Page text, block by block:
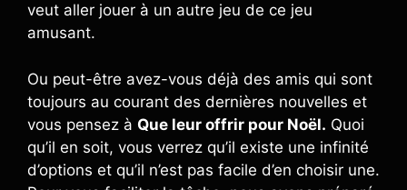
veut aller jouer à un autre jeu de ce jeu
amusant.
Ou peut-être avez-vous déjà des amis qui sont
toujours au courant des dernières nouvelles et
vous pensez à Que leur offrir pour Noël. Quoi
qu’il en soit, vous verrez qu’il existe une infinité
d’options et qu’il n’est pas facile d’en choisir une.